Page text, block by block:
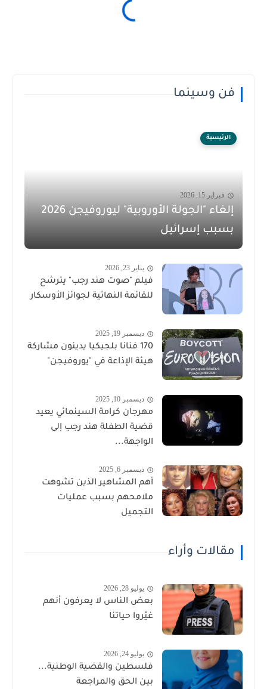
فن وسينما
الرئيسية
فبراير 15, 2026
إلغاء "الجولة الأوروبية" ليوروفيجن 2026
بسبب إسرائيل
يناير 23, 2026
فيلم "صوت هند رجب" يترشح
للقائمة النهائية لجوائز الأوسكار
ديسمبر 19, 2025
170 فنانا بلجيكيا يدينون مشاركة
هيئة الإذاعة في "يوروفيجن"
ديسمبر 10, 2025
مهرجان كرامة السينمائي يعيد
قضية الطفلة هند رجب إلى
الواجهة...
ديسمبر 6, 2025
أهم المشاهير الذين تشوهت
ملامحهم بسبب عمليات
التجميل
مقالات وأراء
يوليو 28, 2026
بعض الناس لا يعرفون أنهم
غيّروا حياتنا
يوليو 24, 2026
فلسطين والقضية الوطنية...
بين الحق والمراجعة